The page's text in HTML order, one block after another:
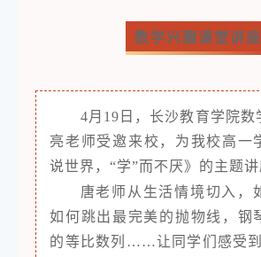
数学兴趣课堂讲座
4月19日，长沙教育学院数
亮老师受邀来校，为我校高一
说世界，“学”而不厌》的主题讲
唐老师从生活情境切入，
如何跳出最完美的抛物线，钢
的等比数列……让同学们感受到